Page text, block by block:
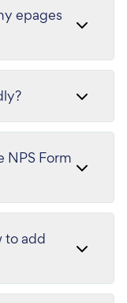
epages
NPS Form
to add